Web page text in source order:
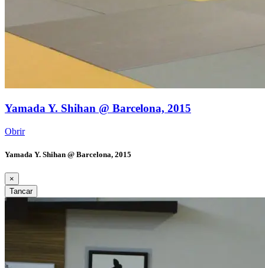
Yamada Y. Shihan @ Barcelona, 2015
Obrir
Yamada Y. Shihan @ Barcelona, 2015
×
Tancar